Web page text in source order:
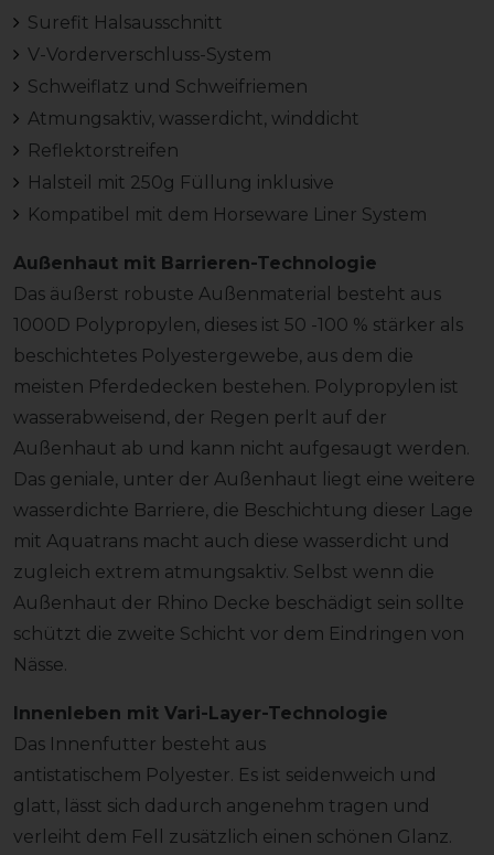
Surefit Halsausschnitt
V-Vorderverschluss-System
Schweiflatz und Schweifriemen
Atmungsaktiv, wasserdicht, winddicht
Reflektorstreifen
Halsteil mit 250g Füllung inklusive
Kompatibel mit dem Horseware Liner System
Außenhaut mit Barrieren-Technologie
Das äußerst robuste Außenmaterial besteht aus
1000D Polypropylen, dieses ist 50 -100 % stärker als
beschichtetes Polyestergewebe, aus dem die
meisten Pferdedecken bestehen. Polypropylen ist
wasserabweisend, der Regen perlt auf der
Außenhaut ab und kann nicht aufgesaugt werden.
Das geniale, unter der Außenhaut liegt eine weitere
wasserdichte Barriere, die Beschichtung dieser Lage
mit Aquatrans macht auch diese wasserdicht und
zugleich extrem atmungsaktiv. Selbst wenn die
Außenhaut der Rhino Decke beschädigt sein sollte
schützt die zweite Schicht vor dem Eindringen von
Nässe.
Innenleben mit Vari-Layer-Technologie
Das Innenfutter besteht aus
antistatischem Polyester. Es ist seidenweich und
glatt, lässt sich dadurch angenehm tragen und
verleiht dem Fell zusätzlich einen schönen Glanz.